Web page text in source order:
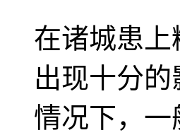
在诸城患
出现十分
情况下，